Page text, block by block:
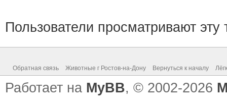
Пользователи просматривают эту
Обратная связь Животные г Ростов-на-Дону Вернуться к началу
Работает на MyBB, © 2002-2026